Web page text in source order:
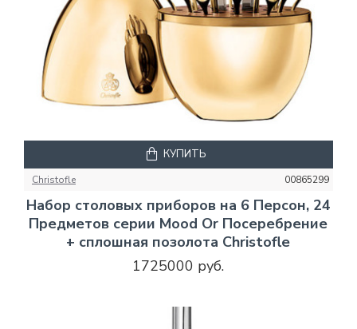
Christofle 00865299
Набор столовых приборов на 6 Персон, 24
Предметов серии Mood Or Посеребрение
+ сплошная позолота Christofle
1725000 руб.
КУПИТЬ